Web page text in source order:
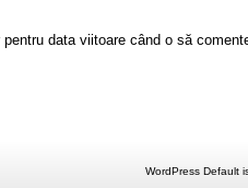
data viitoare când o să
WordPress Default